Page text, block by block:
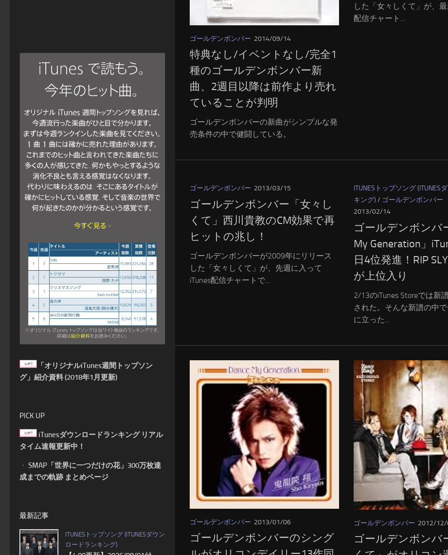
ゴールデンボンバー 2014/09/14
特典なし/イベントなし/完全1
種のゴールデンボンバー新
曲、2週目以降は前作より売れ
ていることが判明
ゴールデンボンバーの新曲がシンプルな発
売条件の中で健闘している。
した「女々しくて」が、
配信チャート...
ゴールデンボンバー 2013/03/15
ゴールデンボンバー「女々し
くて」西川貴教のCM効果で再
ヒットの兆し！
ゴールデンボンバーが2009年にリリース
した「女々しくて」が、先週に入って
iTunes配信チャートで...
ITUNESトップソング (ITUNES
キング) / ゴールデンボンバー
2013/02/14
ゴールデンボンバ
My Generation」
日4位発進！RIP
が上位入り
2/13のiTunes Storeでは新
された。そんな新譜の中
に立った...
ゴールデンボンバー 2013/01/06
ゴールデンボンバーのシング
ゴールデンボンバー 2012/
ゴールデンボンバ
「オリジナルiTunes週間トップソン
グ」紹介資料 (2018年1月更新)
PICK UP
iTunesダウンロードランキング リアル
タイム速報更新中！
・ SMAP「世界に一つだけの花」300万枚達
成までの軌跡 まとめページ
最新記事
ITUNESトップソング (ITUNESダウン
ロードランキング)